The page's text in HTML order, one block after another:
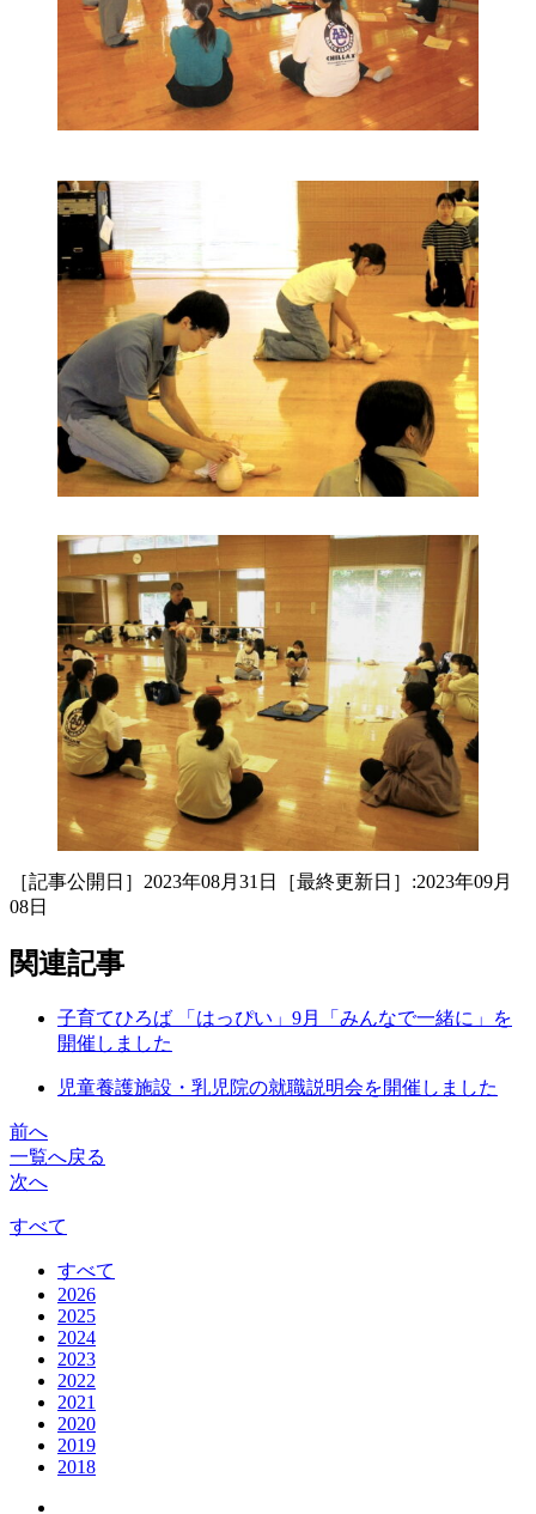
［記事公開日］2023年08月31日［最終更新日］:2023年09月
08日
関連記事
子育てひろば 「はっぴい」9月「みんなで一緒に」を
開催しました
児童養護施設・乳児院の就職説明会を開催しました
前へ
一覧へ戻る
次へ
すべて
すべて
2026
2025
2024
2023
2022
2021
2020
2019
2018